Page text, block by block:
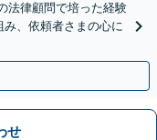
法律顧問で培った経験
、依頼者さまの心に
せ